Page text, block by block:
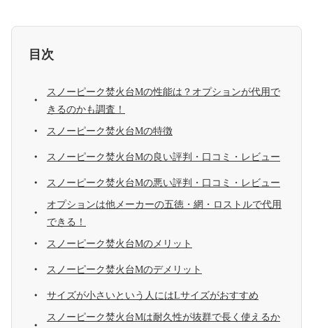
目次
スノーピーク焚火台Mの性能は？オプションが代用で
きるのかも調査！
スノーピーク焚火台Mの特徴
スノーピーク焚火台Mの良い評判・口コミ・レビュー
スノーピーク焚火台Mの悪い評判・口コミ・レビュー
オプションは他メーカーの五徳・網・ロストルで代用
できる！
スノーピーク焚火台Mのメリット
スノーピーク焚火台Mのデメリット
サイズが小さいという人にはLサイズがおすすめ
スノーピーク焚火台Mは耐久性が抜群で長く使えるか